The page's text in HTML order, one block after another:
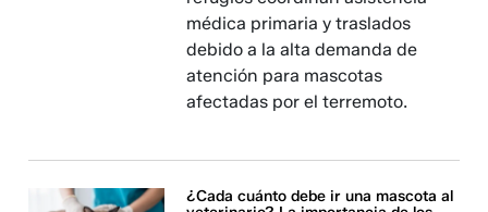
médica primaria y traslados
debido a la alta demanda de
atención para mascotas
afectadas por el terremoto.
¿Cada cuánto debe ir una mascota al